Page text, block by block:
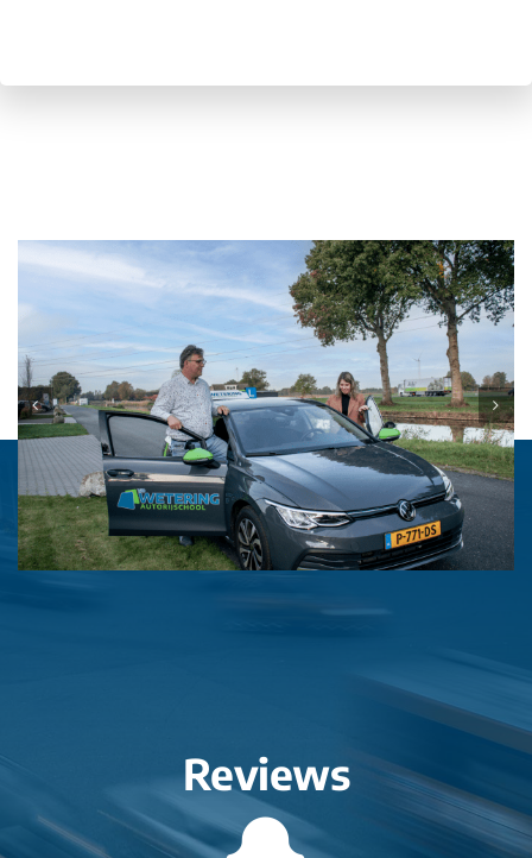
Reviews